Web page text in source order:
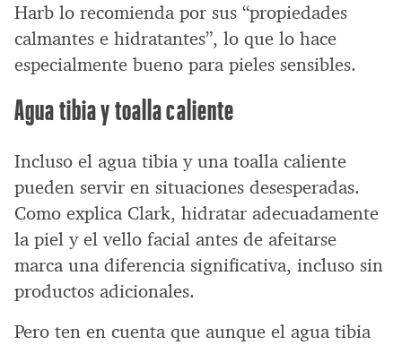
Harb lo recomienda por sus “propiedades
calmantes e hidratantes”, lo que lo hace
especialmente bueno para pieles sensibles.
Agua tibia y toalla caliente
Incluso el agua tibia y una toalla caliente
pueden servir en situaciones desesperadas.
Como explica Clark, hidratar adecuadamente
la piel y el vello facial antes de afeitarse
marca una diferencia significativa, incluso sin
productos adicionales.
Pero ten en cuenta que aunque el agua tibia